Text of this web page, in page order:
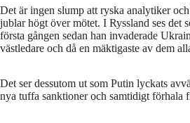
Det är ingen slump att ryska analytiker
jublar högt över mötet. I Ryssland ses det
första gången sedan han invaderade
västledare och då en mäktigaste av dem
Det ser dessutom ut som Putin lyckats
nya tuffa sanktioner och samtidigt förhala